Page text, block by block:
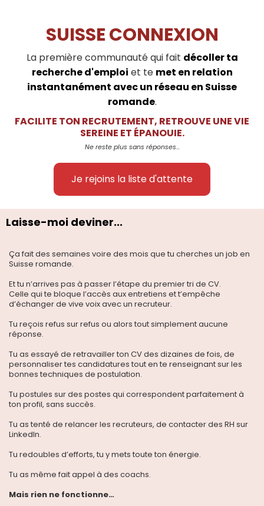
SUISSE CONNEXION
La première communauté qui fait décoller ta
recherche d'emploi et te met en relation
instantanément avec un réseau en Suisse
romande.
FACILITE TON RECRUTEMENT, RETROUVE UNE VIE
SEREINE ET ÉPANOUIE.
Ne reste plus sans réponses...
Je rejoins la liste d'attente
Laisse-moi deviner...
Ça fait des semaines voire des mois que tu cherches un job en
Suisse romande.
Et tu n’arrives pas à passer l’étape du premier tri de CV.
Celle qui te bloque l’accès aux entretiens et t’empêche
d’échanger de vive voix avec un recruteur.
Tu reçois refus sur refus ou alors tout simplement aucune
réponse.
Tu as essayé de retravailler ton CV des dizaines de fois, de
personnaliser tes candidatures tout en te renseignant sur les
bonnes techniques de postulation.
Tu postules sur des postes qui correspondent parfaitement à
ton profil, sans succès.
Tu as tenté de relancer les recruteurs, de contacter des RH sur
LinkedIn.
Tu redoubles d’efforts, tu y mets toute ton énergie.
Tu as même fait appel à des coachs.
Mais rien ne fonctionne…